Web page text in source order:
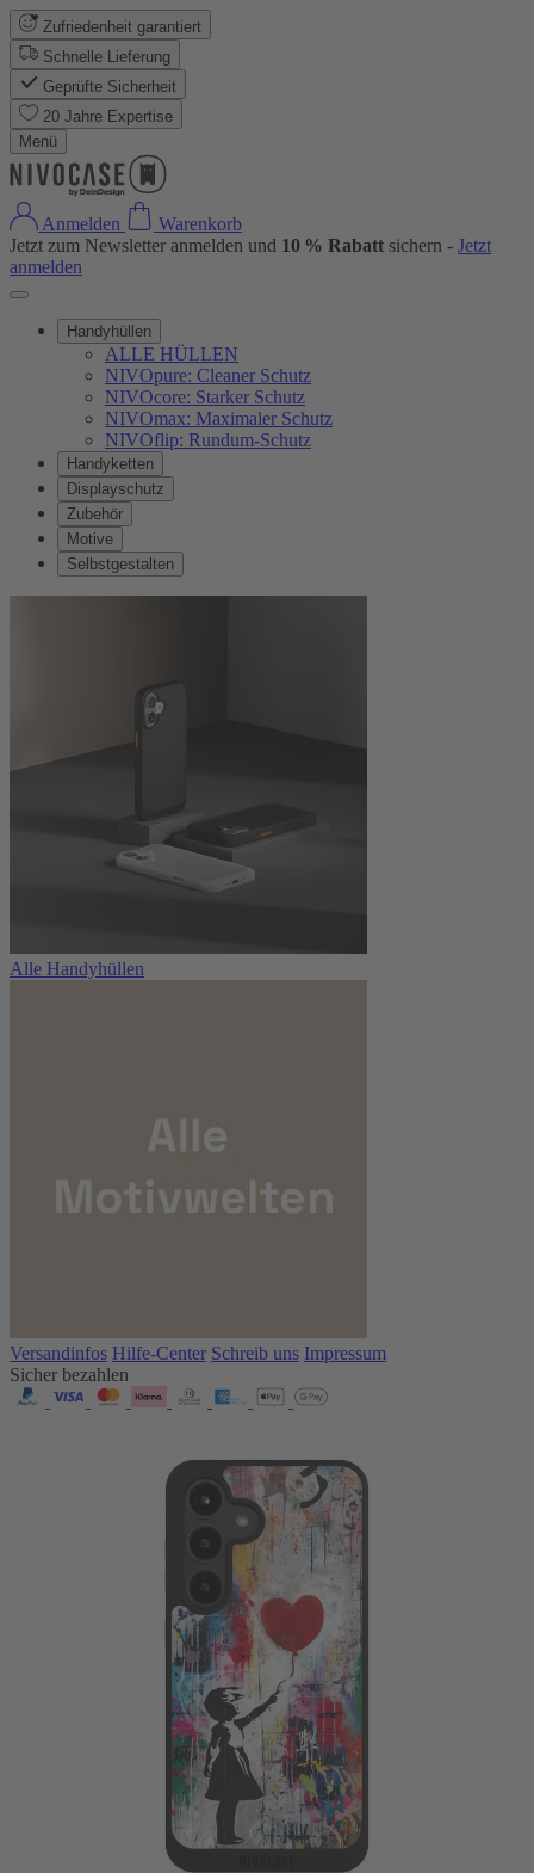
Zufriedenheit garantiert
Schnelle Lieferung
Geprüfte Sicherheit
20 Jahre Expertise
Menü
Anmelden
Warenkorb
Jetzt zum Newsletter anmelden und 10 % Rabatt sichern - Jetzt
anmelden
Handyhüllen
ALLE HÜLLEN
NIVOpure: Cleaner Schutz
NIVOcore: Starker Schutz
NIVOmax: Maximaler Schutz
NIVOflip: Rundum-Schutz
Handyketten
Displayschutz
Zubehör
Motive
Selbstgestalten
Alle Handyhüllen
Versandinfos Hilfe-Center Schreib uns Impressum
Sicher bezahlen